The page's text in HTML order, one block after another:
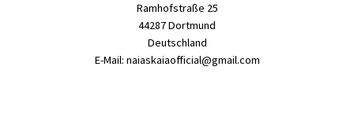
Ramhofstraße 25
44287 Dortmund
Deutschland
E-Mail: naiaskaiaofficial@gmail.com